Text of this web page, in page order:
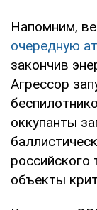
Напомним,
очередную
закончив
Агрессор
оккупанты
российского
объекты